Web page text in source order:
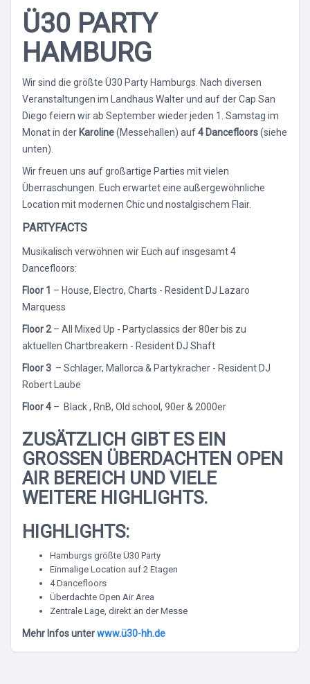
Ü30 PARTY
HAMBURG
Wir sind die größte Ü30 Party Hamburgs. Nach diversen
Veranstaltungen im Landhaus Walter und auf der Cap San
Diego feiern wir ab September wieder jeden 1. Samstag im
Monat in der Karoline(Messehallen) auf4 Dancefloors(siehe
unten).
Wir freuen uns auf großartige Parties mit vielen
Überraschungen. Euch erwartet eine außergewöhnliche
Location mit modernen Chic und nostalgischem Flair.
PARTYFACTS
Musikalisch verwöhnen wir Euch auf insgesamt 4
Dancefloors:
Floor 1 – House, Electro, Charts - Resident DJ Lazaro
Marquess
Floor 2– All Mixed Up - Partyclassics der 80er bis zu
aktuellen Chartbreakern - Resident DJ Shaft
Floor 3 – Schlager, Mallorca & Partykracher - Resident DJ
Robert Laube
Floor 4 – Black , RnB, Old school, 90er & 2000er
ZUSÄTZLICH GIBT ES EIN
GROSSEN ÜBERDACHTEN OPEN A
IR BEREICH UND VIELE W
EITERE HIGHLIGHTS.
HIGHLIGHTS:
Hamburgs größte Ü30 Party
Einmalige Location auf 2 Etagen
4 Dancefloors
Überdachte Open Air Area
Zentrale Lage, direkt an der Messe
Mehr Infos unterwww.ü30-hh.de